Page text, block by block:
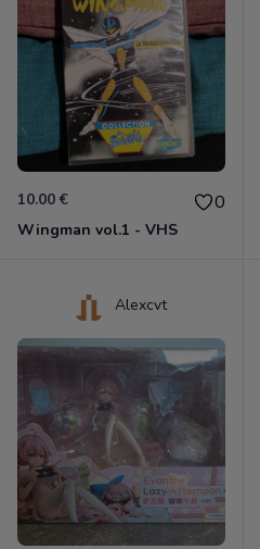
10.00 € 0
Wingman vol.1 - VHS
Alexcvt